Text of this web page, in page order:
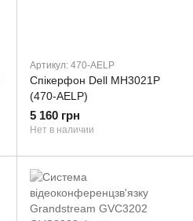
Артикул: 470-AELP
Спікерфон Dell MH3021P
(470-AELP)
5 160 грн
Нет в наличии